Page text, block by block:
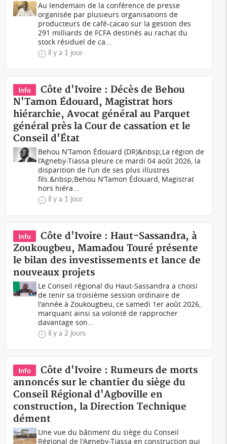
Au lendemain de la conférence de presse
organisée par plusieurs organisations de
producteurs de café-cacao sur la gestion des
291 milliards de FCFA destinés au rachat du
stock résiduel de ca...
il y a 1 jour
Info
Côte d'Ivoire : Décès de Behou
N'Tamon Édouard, Magistrat hors
hiérarchie, Avocat général au Parquet
général près la Cour de cassation et le
Conseil d'État
Behou N’Tamon Édouard (DR)&nbsp;La région de
l’Agneby-Tiassa pleure ce mardi 04 août 2026, la
disparition de l’un de ses plus illustres
fils.&nbsp;Behou N’Tamon Édouard, Magistrat
hors hiéra...
il y a 1 jour
Info
Côte d'Ivoire : Haut-Sassandra, à
Zoukougbeu, Mamadou Touré présente
le bilan des investissements et lance de
nouveaux projets
Le Conseil régional du Haut-Sassandra a choisi
de tenir sa troisième session ordinaire de
l'année à Zoukougbeu, ce samedi 1er août 2026,
marquant ainsi sa volonté de rapprocher
davantage son...
il y a 2 jours
Info
Côte d'Ivoire : Rumeurs de morts
annoncés sur le chantier du siège du
Conseil Régional d'Agboville en
construction, la Direction Technique
dément
Une vue du bâtiment du siège du Conseil
Régional de l'Agneby-Tiassa en construction qui